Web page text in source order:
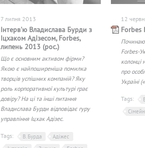
7 липня 2013
Інтерв'ю Владислава Бурди з
Іцхаком Адізесом, Forbes,
липень 2013 (рос.)
Що є основним активом фірми?
Якою є найпоширеніша помилка
творців успішних компаній? Яку
роль корпоративної культурі грає
довіру? На ці та інші питання
Владислава Бурди відповідає гуру
управління Іцхак Адізес.
Tags: В. Бурда
Адіжес
12
Forbes
Forbes-
колонці
про
Україні
Tags: